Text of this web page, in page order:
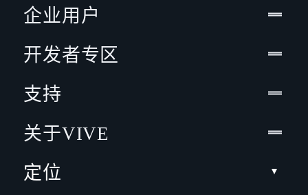
企业用户
开发者专区
支持
关于VIVE
定位